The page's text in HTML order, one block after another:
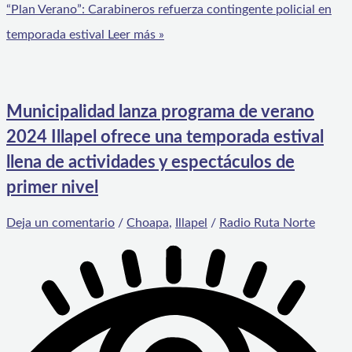
“Plan Verano”: Carabineros refuerza contingente policial en
temporada estival
Leer más »
Municipalidad lanza programa de verano
2024 Illapel ofrece una temporada estival
llena de actividades y espectáculos de
primer nivel
Deja un comentario / Choapa, Illapel / Radio Ruta Norte